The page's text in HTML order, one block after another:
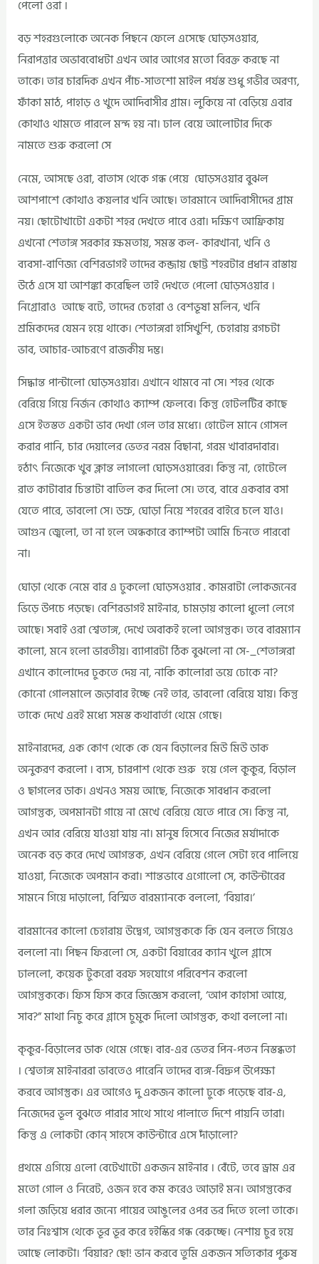
পেলো ওরা ।
বড় শহরগুলোকে অনেক পিছনে ফেলে এসেছে ঘোড়সওয়ার,
নিরাপত্তার অভাববোধটা এখন আর আগের মতো বিরক্ত করছে না
তাকে। তার চারদিক এখন পাঁচ-সাতশো মাইল পর্যস্ত শুধু গভীর অরণ্য,
ফাঁকা মাঠ, পাহাড় ও খুদে আদিবাসীর গ্রাম। লুকিয়ে না বেড়িয়ে এবার
কোথাও থামতে পারলে মন্দ হয় না। ঢাল বেয়ে আলোটার দিকে
নামতে শুরু করলো সে
নেমে, আসছে ওরা, বাতাস থেকে গন্ধ পেয়ে ঘোড়সওয়ার বুঝল
আশপাশে কোথাও কয়লার খনি আছে। তারমানে আদিবাসীদের গ্রাম
নয়। ছোটোখাটো একটা শহর দেখতে পাবে ওরা। দক্ষিণ আফ্রিকায়
এখনো শেতাঙ্গ সরকার ক্ষমতায়, সমস্ত কল- কারখানা, খনি ও
ব্যবসা-বাণিজ্য বেশিরভাগই তাদের কব্জায় ছোট্ট শহরটার প্রধান রাস্তায়
উঠে এসে যা আশঙ্কা করেছিল তাই দেখতে পেলো ঘোড়সওয়ার ।
নিগ্রোরাও আছে বটে, তাদের চেহারা ও বেশভূষা মলিন, খনি
শ্রমিকদের যেমন হয়ে থাকে। শেতাঙ্গরা হাসিখুশি, চেহারায় রগচটা
ভাব, আচার-আচরণে রাজকীয় দম্ভ।
সিদ্ধান্ত পান্টালো ঘোড়সওয়ার। এখানে থামবে না সে। শহর থেকে
বেরিয়ে গিয়ে নির্জন কোথাও ক্যাম্প ফেলবে। কিন্তু হোটলটির কাছে
এসে ইতস্তত একটা ভাব দেখা গেল তার মধ্যে। হোটেল মানে গোসল
করার পানি, চার দেয়ালের ভেতর নরম বিছানা, গরম খাবারদাবার।
হঠাৎ নিজেকে খুব ক্লান্ত লাগলো ঘোড়সওয়ারের। কিন্তু না, হোটেলে
রাত কাটাবার চিন্তাটা বাতিল কর দিলো সে। তবে, বারে একবার বসা
যেতে পারে, ভাবলো সে। ডম্রু, ঘোড়া নিয়ে শহরের বাইরে চলে যাও।
আগুন জ্বেলো, তা না হলে অন্ধকারে ক্যাম্পটা আমি চিনতে পারবো
না।
ঘোড়া থেকে নেমে বার এ ঢুকলো ঘোড়সওয়ার . কামরাটা লোকজনের
ভিড়ে উপচে পড়ছে। বেশিরভাগই মাইনার, চামড়ায় কালো ধুলো লেগে
আছে। সবাই ওরা শ্বেতাঙ্গ, দেখে অবাকই হলো আগন্তুক। তবে বারম্যান
কালো, মনে হলো ভারতীয়। ব্যাপারটা ঠিক বুঝলো না সে-_শেতাঙ্গরা
এখানে কালোদের ঢুকতে দেয় না, নাকি কালোরা ভয়ে ঢোকে না?
কোনো গোলমালে জড়াবার ইচ্ছে নেই তার, ভাবলো বেরিয়ে যায়। কিন্তু
তাকে দেখে এরই মধ্যে সমস্ত কথাবার্তা থেমে গেছে।
মাইনারদের, এক কোণ থেকে কে যেন বিড়ালের মিউ মিউ ডাক
অনুকরণ করলো । ব্যস, চারপাশ থেকে শুরু হয়ে গেল কুকুর, বিড়াল
ও ছাগলের ডাক। এখনও সময় আছে, নিজেকে সাবধান করলো
আগন্তুক, অপমানটা গায়ে না মেখে বেরিয়ে যেতে পারে সে। কিন্তু না,
এখন আর বেরিয়ে যাওয়া যায় না। মানুষ হিসেবে নিজের মর্যাদাকে
অনেক বড় করে দেখে আগন্তক, এখন বেরিয়ে গেলে সেটা হবে পালিয়ে
যাওয়া, নিজেকে অপমান করা। শান্তভাবে এগোলো সে, কাউন্টারের
সামনে গিয়ে দাড়ালো, বিস্মিত বারম্যানকে বললো, ‘বিয়ার।’
বারমানের কালো চেহারায় উদ্বেগ, আগন্তুককে কি যেন বলতে গিয়েও
বললো না। পিছন ফিরলো সে, একটা বিয়ারের ক্যান খুলে গ্লাসে
ঢাললো, কয়েক টুকরো বরফ সহযোগে পরিবেশন করলো
আগন্তুককে। ফিস ফিস করে জিজ্ঞেস করলো, ‘আপ কাহাসা আয়ে,
সাব?” মাথা নিচু করে গ্লাসে চুমুক দিলো আগন্তুক, কথা বললো না।
কৃকুর-বিড়ালের ডাক থেমে গেছে। বার-এর ভেতর পিন-পতন নিস্তব্ধতা
। শ্বেতাঙ্গ মাইনাররা ভাবতেও পারেনি তাদের ব্যঙ্গ-বিদ্রুপ উপেক্ষা
করবে আগস্তুক। এর আগেও দু একজন কালো ঢুকে পড়েছে বার-এ,
নিজেদের ভূল বুঝতে পারার সাথে সাথে পালাতে দিশে পায়নি তারা।
কিন্তু এ লোকটা কোন্‌ সাহসে কাউন্টারে এসে দাঁড়ালো?
প্রথমে এগিয়ে এলো বেটেখাটো একজন মাইনার । বেঁটে, তবে ড্রাম এর
মতো গোল ও নিরেট, ওজন হবে কম করেও আড়াই মন। আগন্তুকের
গলা জড়িয়ে ধরার জন্যে পায়ের আঙুলের ওপর ভর দিতে হলো তাকে।
তার নিঃশ্বাস থেকে ভূর ভূর করে হইস্কির গন্ধ বেরুচ্ছে। নেশায় চুর হয়ে
আছে লোকটা। ‘বিয়ার? ছো! ভান করবে তুমি একজন সত্যিকার পুরুষ